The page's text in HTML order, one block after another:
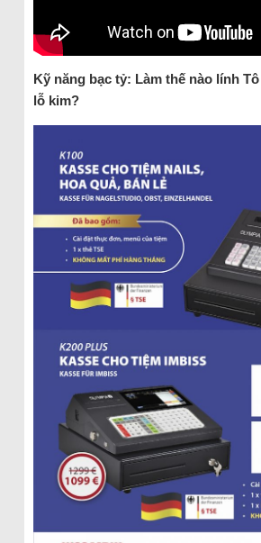
Kỹ năng bạc tỷ: Làm thế nào lính
lỗ kim?